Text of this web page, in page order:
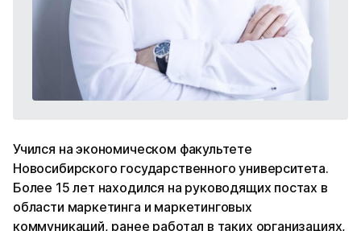
Учился на экономическом факультете
Новосибирского государственного университета.
Более 15 лет находился на руководящих постах в
области маркетинга и маркетинговых
коммуникаций, ранее работал в таких организациях,